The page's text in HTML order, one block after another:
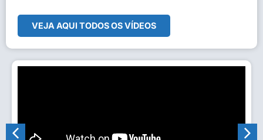
VEJA AQUI TODOS OS VÍDEOS